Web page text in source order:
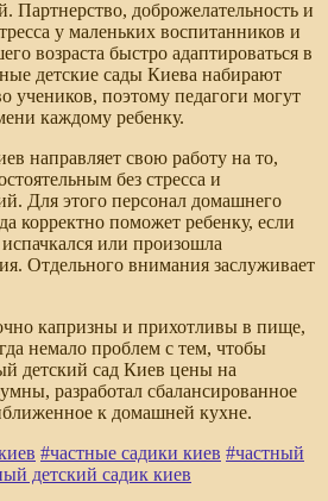
Партнерство, доброжелательность и
у маленьких воспитанников и
возраста быстро адаптироваться в
детские сады Киева набирают
учеников, поэтому педагоги могут
каждому ребенку.
направляет свою работу на то,
без стресса и
Для этого персонал домашнего
корректно поможет ребенку, если
или произошла
Отдельного внимания заслуживает
капризны и прихотливы в пище,
немало проблем с тем, чтобы
детский сад Киев цены на
разработал сбалансированное
к домашней кухне.
#частные садики киев #частный
детский садик киев